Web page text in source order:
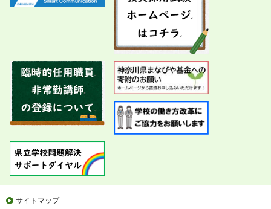
サイトマップ